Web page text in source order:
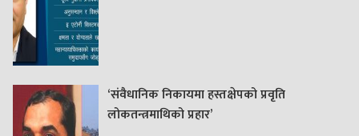
‘संवैधानिक निकायमा हस्तक्षेपको प्रवृति
लोकतन्त्रमाथिको प्रहार’